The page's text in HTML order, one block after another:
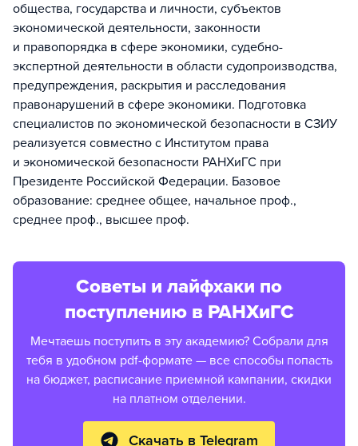
общества, государства и личности, субъектов
экономической деятельности, законности
и правопорядка в сфере экономики, судебно-
экспертной деятельности в области судопроизводства,
предупреждения, раскрытия и расследования
правонарушений в сфере экономики. Подготовка
специалистов по экономической безопасности в СЗИУ
реализуется совместно с Институтом права
и экономической безопасности РАНХиГС при
Президенте Российской Федерации. Базовое
образование: среднее общее, начальное проф.,
среднее проф., высшее проф.
Советы и лайфхаки по
поступлению в РАНХиГС
Мечтаешь поступить в эту академию? Собрали для
тебя в удобном pdf-формате — все способы попасть
на бюджет, расписание приемной кампании, скидки
на платном отделении.
Скачать в Telegram